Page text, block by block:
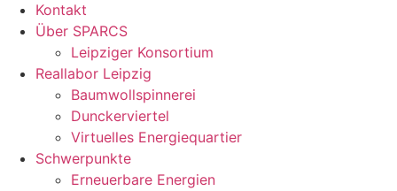
Kontakt
Über SPARCS
Leipziger Konsortium
Reallabor Leipzig
Baumwollspinnerei
Dunckerviertel
Virtuelles Energiequartier
Schwerpunkte
Erneuerbare Energien